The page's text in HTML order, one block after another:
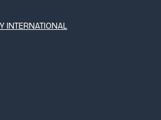
INTERNATIONAL